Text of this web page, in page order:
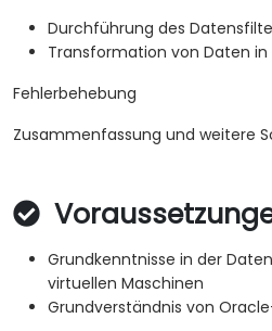
Durchführung des
Transformation von Daten
Fehlerbehebung
Zusammenfassung und weitere
Grundkenntnisse in der
virtuellen Maschinen
Grundverständnis von